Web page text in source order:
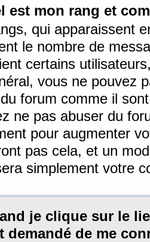
est mon rang et
qui apparaissent
le nombre de
certains
vous ne pouvez
forum comme il
ne pas abuser du
pour augmenter
pas cela, et un
simplement votre
je clique sur le
demandé de me